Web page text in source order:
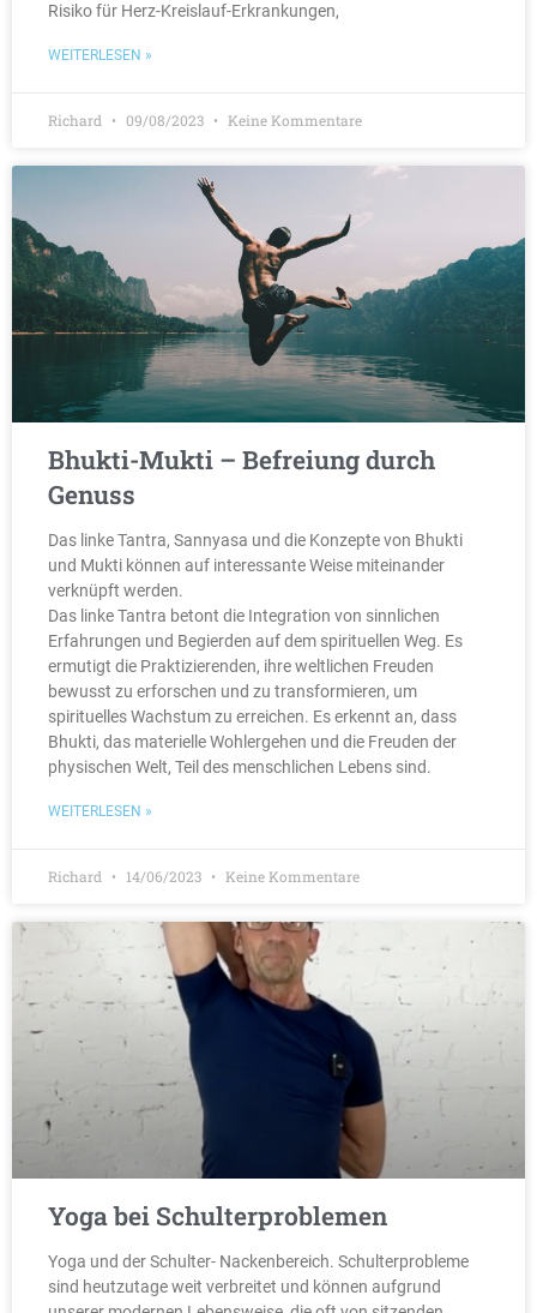
Risiko für Herz-Kreislauf-Erkrankungen,
WEITERLESEN »
Richard 09/08/2023 Keine Kommentare
Bhukti-Mukti – Befreiung durch
Genuss
Das linke Tantra, Sannyasa und die Konzepte von Bhukti
und Mukti können auf interessante Weise miteinander
verknüpft werden.
Das linke Tantra betont die Integration von sinnlichen
Erfahrungen und Begierden auf dem spirituellen Weg. Es
ermutigt die Praktizierenden, ihre weltlichen Freuden
bewusst zu erforschen und zu transformieren, um
spirituelles Wachstum zu erreichen. Es erkennt an, dass
Bhukti, das materielle Wohlergehen und die Freuden der
physischen Welt, Teil des menschlichen Lebens sind.
WEITERLESEN »
Richard 14/06/2023 Keine Kommentare
Yoga bei Schulterproblemen
Yoga und der Schulter- Nackenbereich. Schulterprobleme
sind heutzutage weit verbreitet und können aufgrund